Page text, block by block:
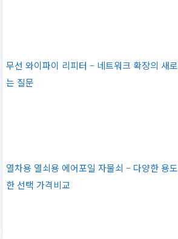
무선 와이파이 리피터 – 네트워크 확장의 새
는 질문
열차용 열쇠용 에어포일 자물쇠 – 다양한 용
한 선택 가격비교